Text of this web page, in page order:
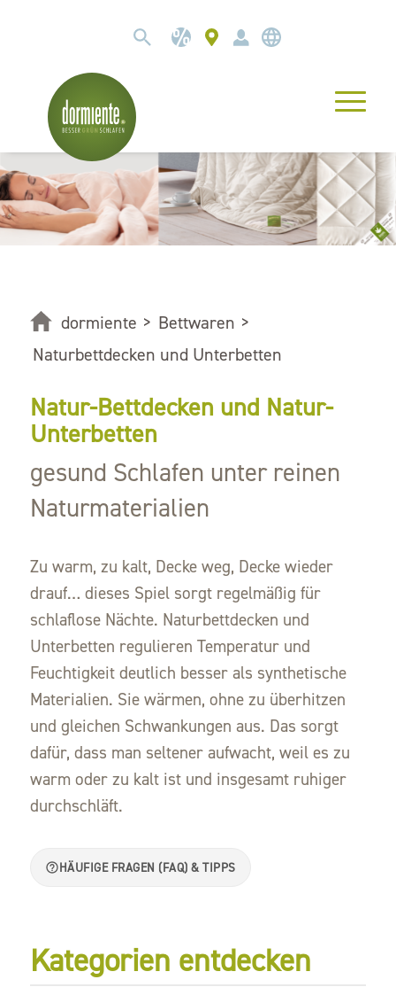
dormiente > Bettwaren >
Naturbettdecken und Unterbetten
Natur-Bettdecken und Natur-
Unterbetten
gesund Schlafen unter reinen
Naturmaterialien
Zu warm, zu kalt, Decke weg, Decke wieder
drauf… dieses Spiel sorgt regelmäßig für
schlaflose Nächte. Naturbettdecken und
Unterbetten regulieren Temperatur und
Feuchtigkeit deutlich besser als synthetische
Materialien. Sie wärmen, ohne zu überhitzen
und gleichen Schwankungen aus. Das sorgt
dafür, dass man seltener aufwacht, weil es zu
warm oder zu kalt ist und insgesamt ruhiger
durchschläft.
HÄUFIGE FRAGEN (FAQ) & TIPPS
Kategorien entdecken